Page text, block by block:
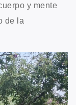
y mente
de la